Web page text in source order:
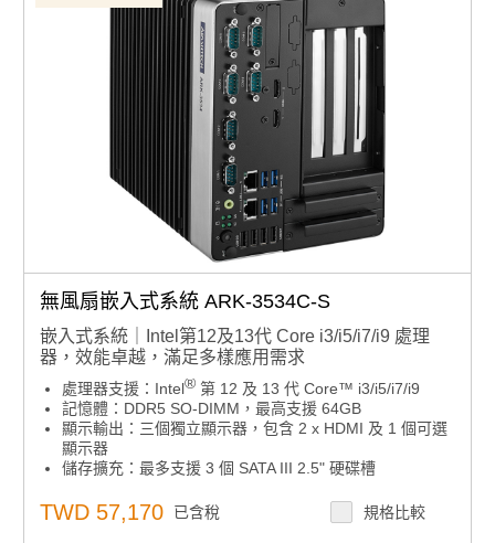
無風扇嵌入式系統 ARK-3534C-S
嵌入式系統｜Intel第12及13代 Core i3/i5/i7/i9 處理
器，效能卓越，滿足多樣應用需求
處理器支援：Intel® 第 12 及 13 代 Core™ i3/i5/i7/i9
記憶體：DDR5 SO-DIMM，最高支援 64GB
顯示輸出：三個獨立顯示器，包含 2 x HDMI 及 1 個可選
顯示器
儲存擴充：最多支援 3 個 SATA III 2.5" 硬碟槽
工作電壓：9~36 VDC
作業系統支援：相容 Windows 10 IoT/ Windows 11 IoT
TWD 57,170 已含稅 規格比較